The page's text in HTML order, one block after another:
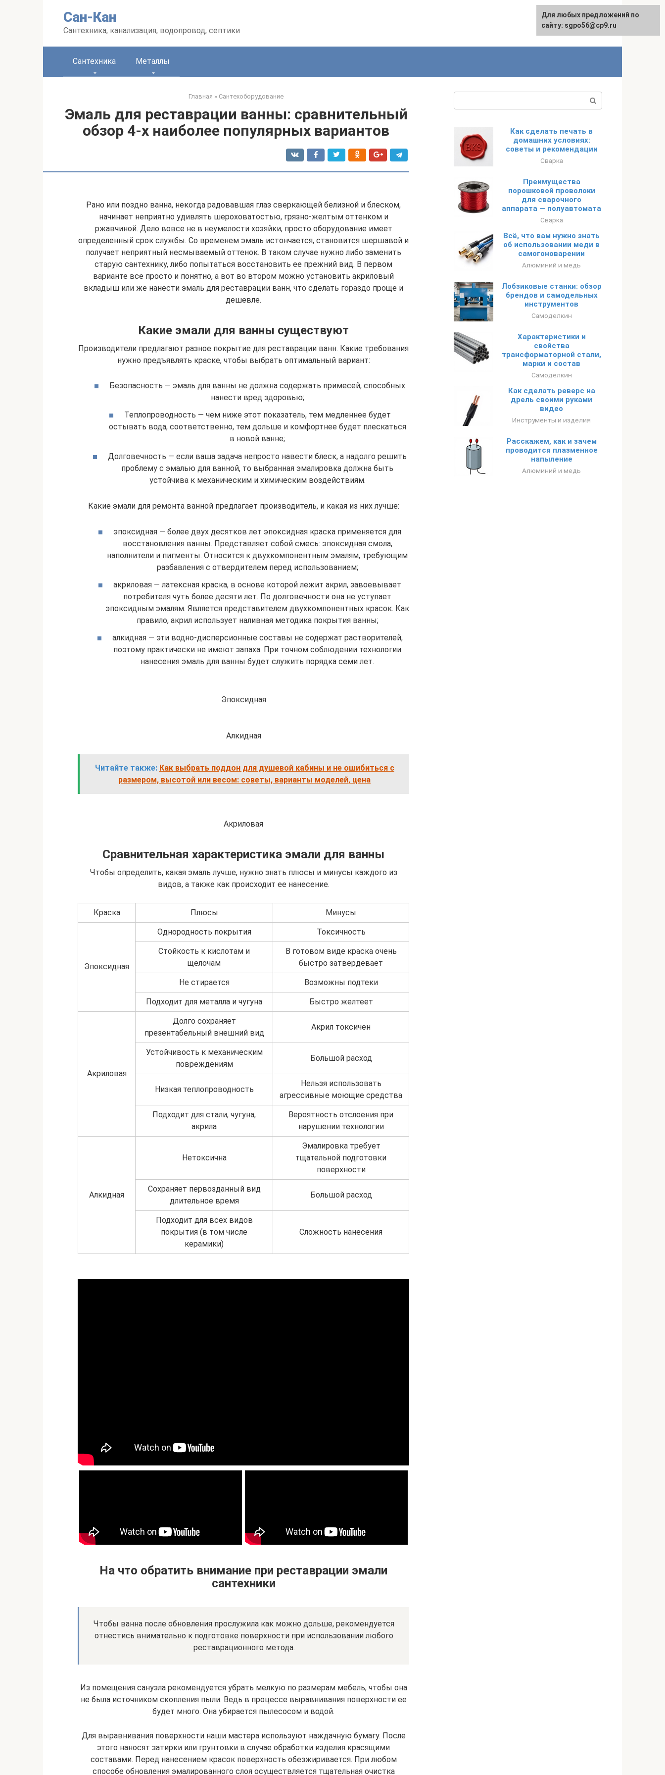
Сан-Кан
Сантехника, канализация, водопровод, септики
English
Сантехника Металлы
Главная » Сантехоборудование
Эмаль для реставрации ванны: сравнительный
обзор 4-х наиболее популярных вариантов
Рано или поздно ванна, некогда радовавшая глаз сверкающей белизной и блеском,
начинает неприятно удивлять шероховатостью, грязно-желтым оттенком и
ржавчиной. Дело вовсе не в неумелости хозяйки, просто оборудование имеет
определенный срок службы. Со временем эмаль истончается, становится шершавой и
получает неприятный несмываемый оттенок. В таком случае нужно либо заменить
старую сантехнику, либо попытаться восстановить ее прежний вид. В первом
варианте все просто и понятно, а вот во втором можно установить акриловый
вкладыш или же нанести эмаль для реставрации ванн, что сделать гораздо проще и
дешевле.
Какие эмали для ванны существуют
Производители предлагают разное покрытие для реставрации ванн. Какие требования
нужно предъявлять краске, чтобы выбрать оптимальный вариант:
Безопасность — эмаль для ванны не должна содержать примесей, способных
нанести вред здоровью;
Теплопроводность — чем ниже этот показатель, тем медленнее будет
остывать вода, соответственно, тем дольше и комфортнее будет плескаться
в новой ванне;
Долговечность — если ваша задача непросто навести блеск, а надолго решить
проблему с эмалью для ванной, то выбранная эмалировка должна быть
устойчива к механическим и химическим воздействиям.
Какие эмали для ремонта ванной предлагает производитель, и какая из них лучше:
эпоксидная — более двух десятков лет эпоксидная краска применяется для
восстановления ванны. Представляет собой смесь: эпоксидная смола,
наполнители и пигменты. Относится к двухкомпонентным эмалям, требующим
разбавления с отвердителем перед использованием;
акриловая — латексная краска, в основе которой лежит акрил, завоевывает
потребителя чуть более десяти лет. По долговечности она не уступает
эпоксидным эмалям. Является представителем двухкомпонентных красок. Как
правило, акрил использует наливная методика покрытия ванны;
алкидная — эти водно-дисперсионные составы не содержат растворителей,
поэтому практически не имеют запаха. При точном соблюдении технологии
нанесения эмаль для ванны будет служить порядка семи лет.
Эпоксидная
Алкидная
Читайте также: Как выбрать поддон для душевой кабины и не ошибиться с
размером, высотой или весом: советы, варианты моделей, цена
Акриловая
Сравнительная характеристика эмали для ванны
Чтобы определить, какая эмаль лучше, нужно знать плюсы и минусы каждого из
видов, а также как происходит ее нанесение.
Краска Плюсы Минусы
Эпоксидная
Однородность покрытия Токсичность
Стойкость к кислотам и
щелочам
В готовом виде краска очень
быстро затвердевает
Не стирается Возможны подтеки
Подходит для металла и чугуна Быстро желтеет
Акриловая
Долго сохраняет
презентабельный внешний вид
Акрил токсичен
Устойчивость к механическим
повреждениям
Большой расход
Низкая теплопроводность
Нельзя использовать
агрессивные моющие средства
Подходит для стали, чугуна,
акрила
Вероятность отслоения при
нарушении технологии
Алкидная
Нетоксична
Эмалировка требует
тщательной подготовки
поверхности
Сохраняет первозданный вид
длительное время
Большой расход
Подходит для всех видов
покрытия (в том числе
керамики)
Сложность нанесения
На что обратить внимание при реставрации эмали
сантехники
Чтобы ванна после обновления прослужила как можно дольше, рекомендуется
отнестись внимательно к подготовке поверхности при использовании любого
реставрационного метода.
Из помещения санузла рекомендуется убрать мелкую по размерам мебель, чтобы она
не была источником скопления пыли. Ведь в процессе выравнивания поверхности ее
будет много. Она убирается пылесосом и водой.
Для выравнивания поверхности наши мастера используют наждачную бумагу. После
этого наносят затирки или грунтовки в случае обработки изделия красящими
составами. Перед нанесением красок поверхность обезжиривается. При любом
способе обновления эмалированного слоя осуществляется тщательная очистка
Как сделать печать в
домашних условиях:
советы и рекомендации
Сварка
Преимущества
порошковой проволоки
для сварочного
аппарата — полуавтомата
Сварка
Всё, что вам нужно знать
об использовании меди в
самогоноварении
Алюминий и медь
Лобзиковые станки: обзор
брендов и самодельных
инструментов
Самоделкин
Характеристики и
свойства
трансформаторной стали,
марки и состав
Самоделкин
Как сделать реверс на
дрель своими руками
видео
Инструменты и изделия
Расскажем, как и зачем
проводится плазменное
напыление
Алюминий и медь
Для любых предложений по
сайту: sgpo56@cp9.ru